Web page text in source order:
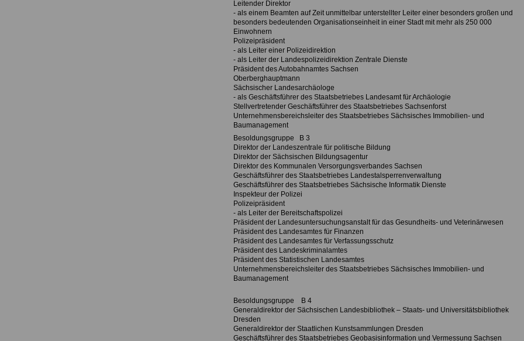
Leitender Direktor
- als einem Beamten auf Zeit unmittelbar unterstellter Leiter einer besonders großen und
besonders bedeutenden Organisationseinheit in einer Stadt mit mehr als 250 000
Einwohnern
Polizeipräsident
- als Leiter einer Polizeidirektion
- als Leiter der Landespolizeidirektion Zentrale Dienste
Präsident des Autobahnamtes Sachsen
Oberberghauptmann
Sächsischer Landesarchäologe
- als Geschäftsführer des Staatsbetriebes Landesamt für Archäologie
Stellvertretender Geschäftsführer des Staatsbetriebes Sachsenforst
Unternehmensbereichsleiter des Staatsbetriebes Sächsisches Immobilien- und
Baumanagement
Besoldungsgruppe B 3
Direktor der Landeszentrale für politische Bildung
Direktor der Sächsischen Bildungsagentur
Direktor des Kommunalen Versorgungsverbandes Sachsen
Geschäftsführer des Staatsbetriebes Landestalsperrenverwaltung
Geschäftsführer des Staatsbetriebes Sächsische Informatik Dienste
Inspekteur der Polizei
Polizeipräsident
- als Leiter der Bereitschaftspolizei
Präsident der Landesuntersuchungsanstalt für das Gesundheits- und Veterinärwesen
Präsident des Landesamtes für Finanzen
Präsident des Landesamtes für Verfassungsschutz
Präsident des Landeskriminalamtes
Präsident des Statistischen Landesamtes
Unternehmensbereichsleiter des Staatsbetriebes Sächsisches Immobilien- und
Baumanagement
Besoldungsgruppe B 4
Generaldirektor der Sächsischen Landesbibliothek – Staats- und Universitätsbibliothek
Dresden
Generaldirektor der Staatlichen Kunstsammlungen Dresden
Geschäftsführer des Staatsbetriebes Geobasisinformation und Vermessung Sachsen